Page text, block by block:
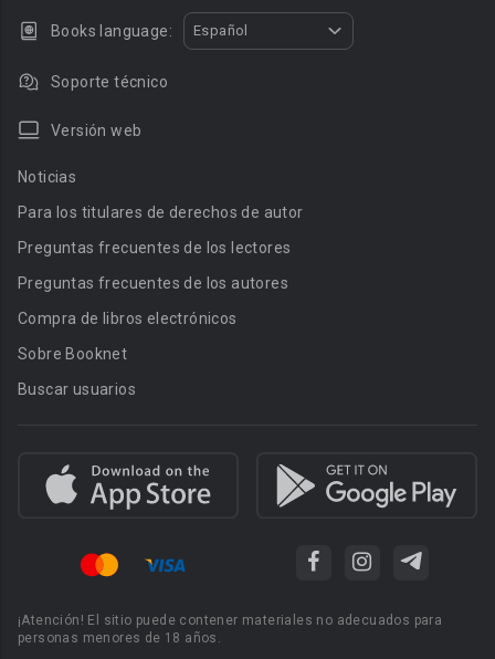
Books language: Español
Soporte técnico
Versión web
Noticias
Para los titulares de derechos de autor
Preguntas frecuentes de los lectores
Preguntas frecuentes de los autores
Compra de libros electrónicos
Sobre Booknet
Buscar usuarios
¡Atención! El sitio puede contener materiales no adecuados para
personas menores de 18 años.